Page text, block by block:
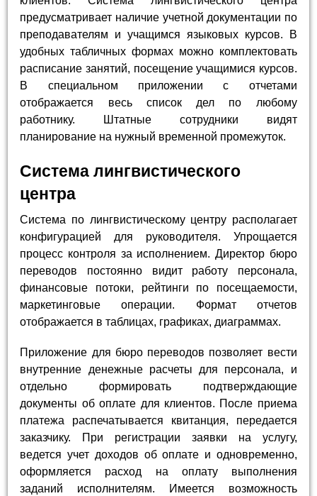
предусматривает наличие учетной документации по
преподавателям и учащимся языковых курсов. В
удобных табличных формах можно комплектовать
расписание занятий, посещение учащимися курсов.
В специальном приложении с отчетами
отображается весь список дел по любому
работнику. Штатные сотрудники видят
планирование на нужный временной промежуток.
Система лингвистического
центра
Система по лингвистическому центру располагает
конфигурацией для руководителя. Упрощается
процесс контроля за исполнением. Директор бюро
переводов постоянно видит работу персонала,
финансовые потоки, рейтинги по посещаемости,
маркетинговые операции. Формат отчетов
отображается в таблицах, графиках, диаграммах.
Приложение для бюро переводов позволяет вести
внутренние денежные расчеты для персонала, и
отдельно формировать подтверждающие
документы об оплате для клиентов. После приема
платежа распечатывается квитанция, передается
заказчику. При регистрации заявки на услугу,
ведется учет доходов об оплате и одновременно,
оформляется расход на оплату выполнения
заданий исполнителям. Имеется возможность